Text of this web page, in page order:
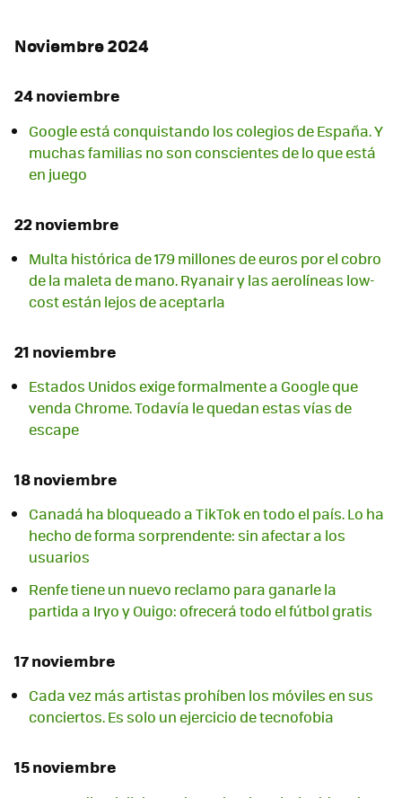
Noviembre 2024
24 noviembre
Google está conquistando los colegios de España. Y
muchas familias no son conscientes de lo que está
en juego
22 noviembre
Multa histórica de 179 millones de euros por el cobro
de la maleta de mano. Ryanair y las aerolíneas low-
cost están lejos de aceptarla
21 noviembre
Estados Unidos exige formalmente a Google que
venda Chrome. Todavía le quedan estas vías de
escape
18 noviembre
Canadá ha bloqueado a TikTok en todo el país. Lo ha
hecho de forma sorprendente: sin afectar a los
usuarios
Renfe tiene un nuevo reclamo para ganarle la
partida a Iryo y Ouigo: ofrecerá todo el fútbol gratis
17 noviembre
Cada vez más artistas prohíben los móviles en sus
conciertos. Es solo un ejercicio de tecnofobia
15 noviembre